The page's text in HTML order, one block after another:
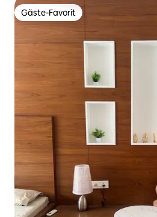
Gäste-Favorit
Gäste-Favorit